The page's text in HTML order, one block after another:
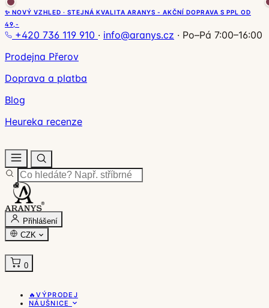
✨ NOVÝ VZHLED · STEJNÁ KVALITA ARANYS - AKČNÍ DOPRAVA S PPL OD
49,-
+420 736 119 910 · info@aranys.cz · Po–Pá 7:00–16:00
Prodejna Přerov
Doprava a platba
Blog
Heureka recenze
Přihlášení
CZK
0
🔥VÝPRODEJ
NÁUŠNICE